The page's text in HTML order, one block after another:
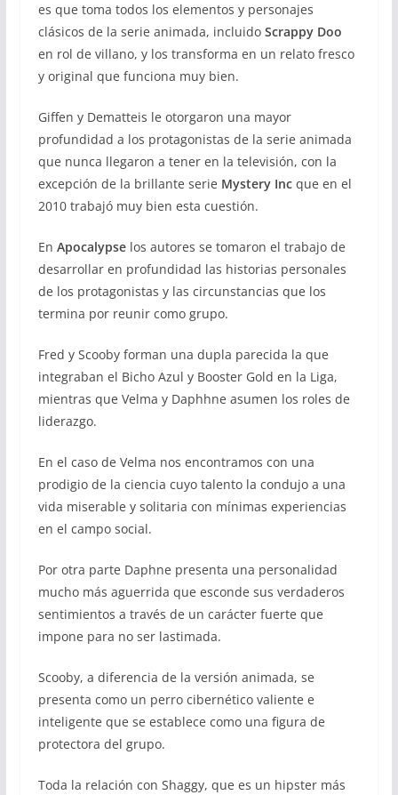
es que toma todos los elementos y personajes
clásicos de la serie animada, incluido Scrappy Doo
en rol de villano, y los transforma en un relato fresco
y original que funciona muy bien.
Giffen y Dematteis le otorgaron una mayor
profundidad a los protagonistas de la serie animada
que nunca llegaron a tener en la televisión, con la
excepción de la brillante serie Mystery Incque en el
2010 trabajó muy bien esta cuestión.
En Apocalypselos autores se tomaron el trabajo de
desarrollar en profundidad las historias personales
de los protagonistas y las circunstancias que los
termina por reunir como grupo.
Fred y Scooby forman una dupla parecida la que
integraban el Bicho Azul y Booster Gold en la Liga,
mientras que Velma y Daphhne asumen los roles de
liderazgo.
En el caso de Velma nos encontramos con una
prodigio de la ciencia cuyo talento la condujo a una
vida miserable y solitaria con mínimas experiencias
en el campo social.
Por otra parte Daphne presenta una personalidad
mucho más aguerrida que esconde sus verdaderos
sentimientos a través de un carácter fuerte que
impone para no ser lastimada.
Scooby, a diferencia de la versión animada, se
presenta como un perro cibernético valiente e
inteligente que se establece como una figura de
protectora del grupo.
Toda la relación con Shaggy, que es un hipster más